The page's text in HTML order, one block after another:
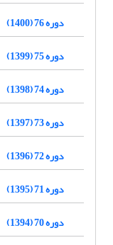
دوره 76 (1400)
دوره 75 (1399)
دوره 74 (1398)
دوره 73 (1397)
دوره 72 (1396)
دوره 71 (1395)
دوره 70 (1394)